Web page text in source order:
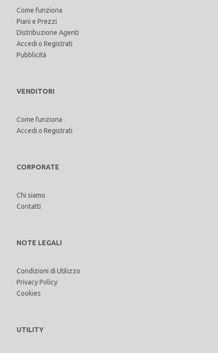
Come funziona
Piani e Prezzi
Distribuzione Agenti
Accedi o Registrati
Pubblicità
VENDITORI
Come funziona
Accedi o Registrati
CORPORATE
Chi siamo
Contatti
NOTE LEGALI
Condizioni di Utilizzo
Privacy Policy
Cookies
UTILITY